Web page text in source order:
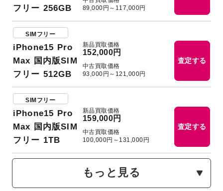
フリー 256GB
89,000円～117,000円
SIMフリー
iPhone15 Pro
Max 国内版SIM
フリー 512GB
新品買取価格
152,000円
中古買取価格
93,000円～121,000円
査定する
SIMフリー
iPhone15 Pro
Max 国内版SIM
フリー 1TB
新品買取価格
159,000円
中古買取価格
100,000円～131,000円
査定する
もっと見る